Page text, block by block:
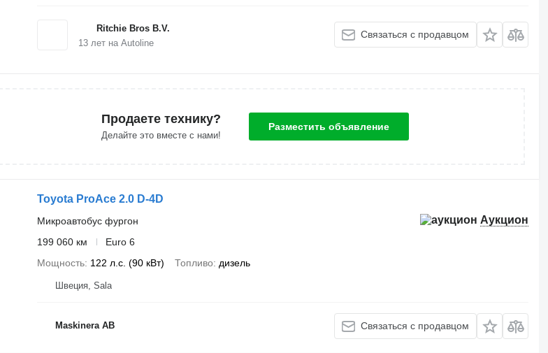
Ritchie Bros B.V.
13лет на Autoline
Связаться с продавцом
Продаете технику?
Делайте это вместе с нами!
Разместить объявление
Toyota ProAce 2.0 D-4D
Аукцион
Микроавтобус фургон
199 060 км
Euro 6
Мощность 122 л.с. (90 кВт) Топливо дизель
Швеция, Sala
Maskinera AB Связаться с продавцом